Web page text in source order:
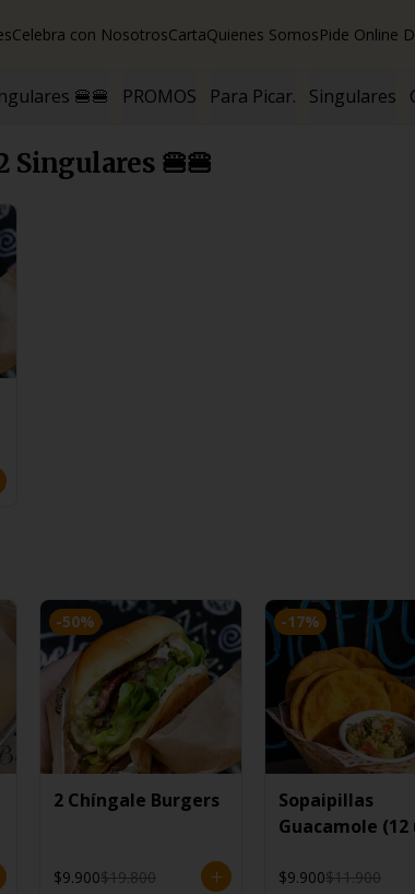
Celebra con NosotrosCartaQuienes SomosPide Online
🍔🍔 PROMOS Para Picar. Singulares
Singulares 🍔🍔
-50%
2 Chíngale Burgers
$9.900$19.800
-17%
Sopaipillas
$9.900$11.900